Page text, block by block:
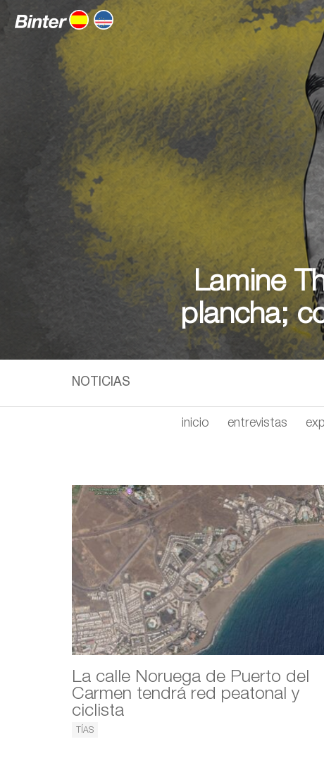
Lamine
plancha;
NOTICIAS
inicio entrevistas
La calle Noruega de Puerto del
Carmen tendrá red peatonal y
ciclista
TÍAS